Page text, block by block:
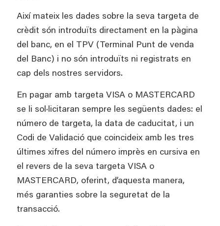
Així mateix les dades sobre la seva targeta de
crèdit són introduïts directament en la pàgina
del banc, en el TPV (Terminal Punt de venda
del Banc) i no són introduïts ni registrats en
cap dels nostres servidors.
En pagar amb targeta VISA o MASTERCARD
se li sol·licitaran sempre les següents dades: el
número de targeta, la data de caducitat, i un
Codi de Validació que coincideix amb les tres
últimes xifres del número imprès en cursiva en
el revers de la seva targeta VISA o
MASTERCARD, oferint, d’aquesta manera,
més garanties sobre la seguretat de la
transacció.